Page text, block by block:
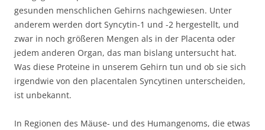
gesunden menschlichen Gehirns nachgewiesen. Unter
anderem werden dort Syncytin-1 und -2 hergestellt, und
zwar in noch größeren Mengen als in der Placenta oder
jedem anderen Organ, das man bislang untersucht hat.
Was diese Proteine in unserem Gehirn tun und ob sie sich
irgendwie von den placentalen Syncytinen unterscheiden,
ist unbekannt.
In Regionen des Mäuse- und des Humangenoms, die etwas